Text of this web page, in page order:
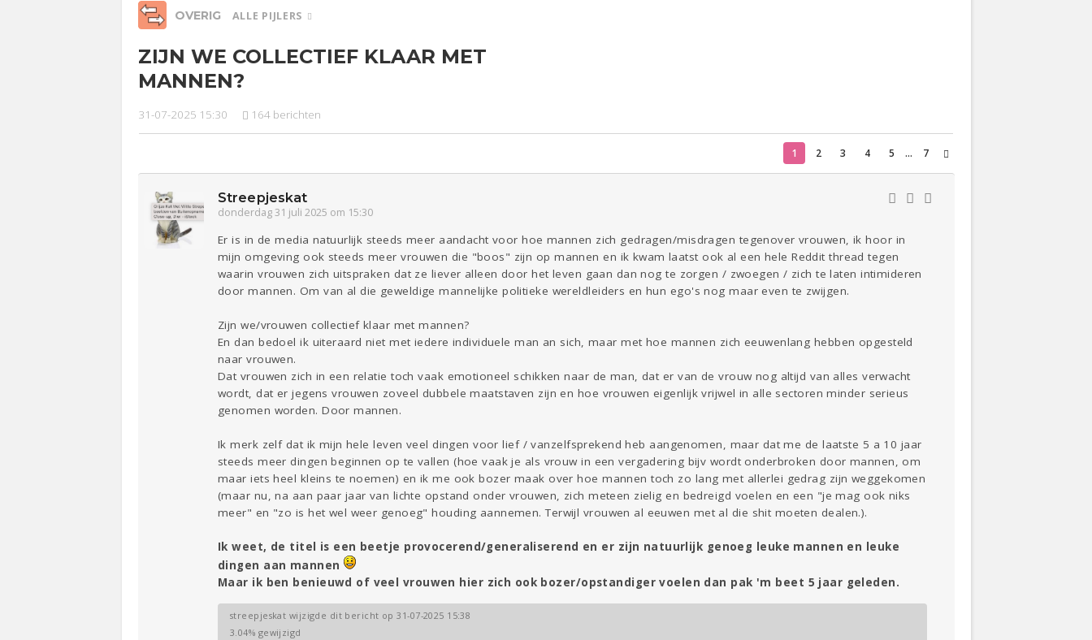
OVERIG ALLE PIJLERS
Entertainment Lijf & Lijn Kinderen Digi Eten
Mode &
Zwanger Psyche Thuis Klussen
Lezen
ZIJN WE COLLECTIEF KLAAR MET
MANNEN?
31-07-2025 15:30 164 berichten
1 2 3 4 5 ... 7
Streepjeskat
donderdag 31 juli 2025 om 15:30
Er is in de media natuurlijk steeds meer aandacht voor hoe mannen zich gedragen/misdragen tegenover vrouwen, ik hoor in
mijn omgeving ook steeds meer vrouwen die "boos" zijn op mannen en ik kwam laatst ook al een hele Reddit thread tegen
waarin vrouwen zich uitspraken dat ze liever alleen door het leven gaan dan nog te zorgen / zwoegen / zich te laten intimideren
door mannen. Om van al die geweldige mannelijke politieke wereldleiders en hun ego's nog maar even te zwijgen.
Zijn we/vrouwen collectief klaar met mannen?
En dan bedoel ik uiteraard niet met iedere individuele man an sich, maar met hoe mannen zich eeuwenlang hebben opgesteld
naar vrouwen.
Dat vrouwen zich in een relatie toch vaak emotioneel schikken naar de man, dat er van de vrouw nog altijd van alles verwacht
wordt, dat er jegens vrouwen zoveel dubbele maatstaven zijn en hoe vrouwen eigenlijk vrijwel in alle sectoren minder serieus
genomen worden. Door mannen.
Ik merk zelf dat ik mijn hele leven veel dingen voor lief / vanzelfsprekend heb aangenomen, maar dat me de laatste 5 a 10 jaar
steeds meer dingen beginnen op te vallen (hoe vaak je als vrouw in een vergadering bijv wordt onderbroken door mannen, om
maar iets heel kleins te noemen) en ik me ook bozer maak over hoe mannen toch zo lang met allerlei gedrag zijn weggekomen
(maar nu, na aan paar jaar van lichte opstand onder vrouwen, zich meteen zielig en bedreigd voelen en een "je mag ook niks
meer" en "zo is het wel weer genoeg" houding aannemen. Terwijl vrouwen al eeuwen met al die shit moeten dealen.).
Ik weet, de titel is een beetje provocerend/generaliserend en er zijn natuurlijk genoeg leuke mannen en leuke
dingen aan mannen
Maar ik ben benieuwd of veel vrouwen hier zich ook bozer/opstandiger voelen dan pak 'm beet 5 jaar geleden.
streepjeskat wijzigde dit bericht op 31-07-2025 15:38
3.04% gewijzigd